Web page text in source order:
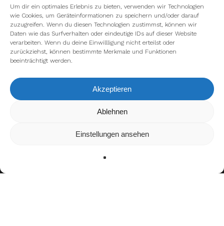
Um dir ein optimales Erlebnis zu bieten, verwenden wir Technologien
wie Cookies, um Geräteinformationen zu speichern und/oder darauf
zuzugreifen. Wenn du diesen Technologien zustimmst, können wir
Daten wie das Surfverhalten oder eindeutige IDs auf dieser Website
verarbeiten. Wenn du deine Einwillligung nicht erteilst oder
zurückziehst, können bestimmte Merkmale und Funktionen
beeinträchtigt werden.
Akzeptieren
Ablehnen
Einstellungen ansehen
Wir verwenden Cookies, um dir die bestmögliche Erfahrung auf
kannst du erfahren, welche Cookies wir
verwenden oder sie ausschalten.